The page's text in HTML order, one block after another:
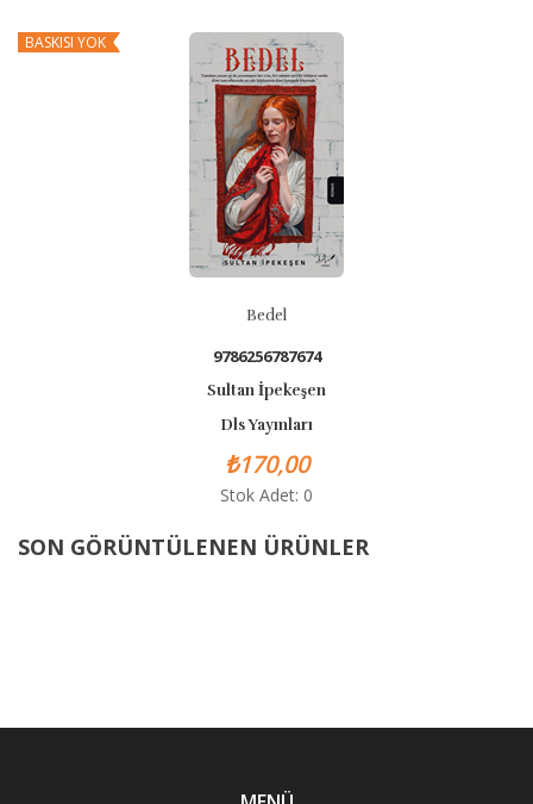
BASKISI YOK
Bedel
9786256787674
Sultan İpekeşen
Dls Yayınları
₺170,00
Stok Adet: 0
SON GÖRÜNTÜLENEN ÜRÜNLER